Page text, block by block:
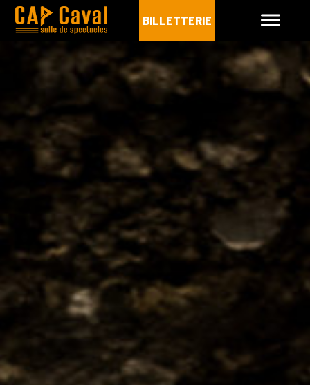
BILLETTERIE
CAP CAVAL
PROGRAMMATION
INFOS PRATIQUES
ARCHIVES
BILLETTERIE
ESPACE PRO